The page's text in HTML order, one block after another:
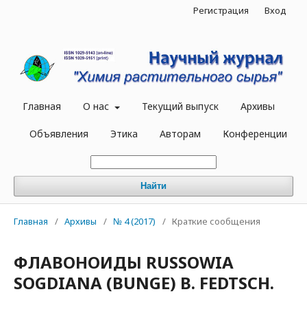
Главная О нас Текущий выпуск Архивы
Объявления Этика Авторам Конференции
Найти
Регистрация Вход
Главная / Архивы / № 4 (2017) / Краткие сообщения
ФЛАВОНОИДЫ RUSSOWIA
SOGDIANA (BUNGE) B. FEDTSCH.